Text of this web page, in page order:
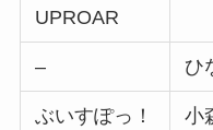
UPROAR
– ひ
ぶいすぽっ！ 小